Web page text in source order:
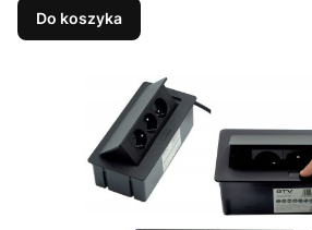
Do koszyka